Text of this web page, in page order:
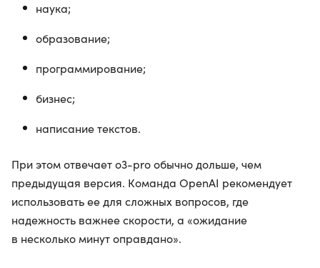
наука;
образование;
программирование;
бизнес;
написание текстов.
При этом отвечает o3-pro обычно дольше, чем
предыдущая версия. Команда OpenAI рекомендует
использовать ее для сложных вопросов, где
надежность важнее скорости, а «ожидание
в несколько минут оправдано».